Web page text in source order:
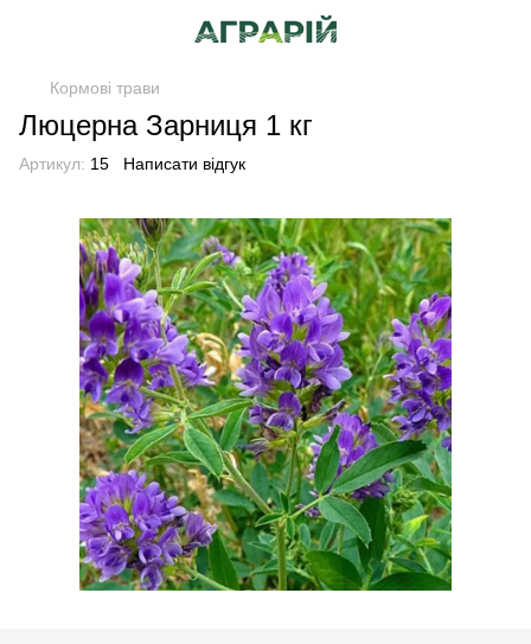
Кормові трави
Люцерна Зарниця 1 кг
Артикул: 15 Написати відгук